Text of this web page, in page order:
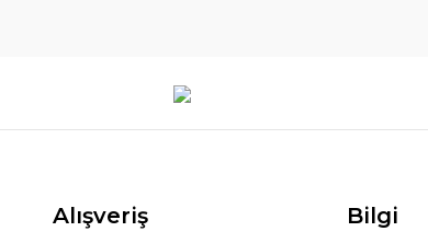
Alışveriş Bilgi